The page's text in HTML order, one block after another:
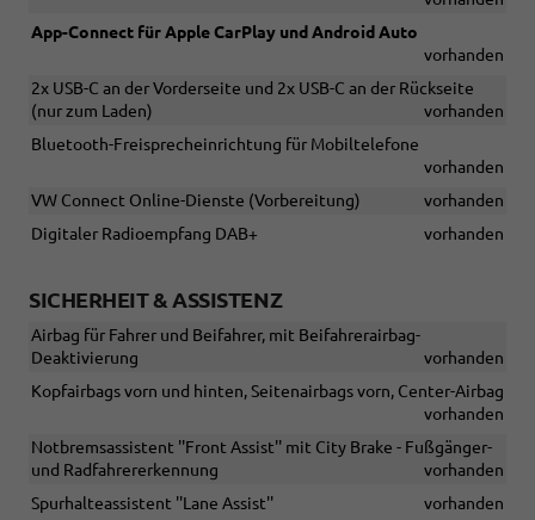
App-Connect für Apple CarPlay und Android Auto
vorhanden
2x USB-C an der Vorderseite und 2x USB-C an der Rückseite
(nur zum Laden)
vorhanden
Bluetooth-Freisprecheinrichtung für Mobiltelefone
vorhanden
VW Connect Online-Dienste (Vorbereitung)
vorhanden
Digitaler Radioempfang DAB+
vorhanden
SICHERHEIT & ASSISTENZ
Airbag für Fahrer und Beifahrer, mit Beifahrerairbag-
Deaktivierung
vorhanden
Kopfairbags vorn und hinten, Seitenairbags vorn, Center-Airbag
vorhanden
Notbremsassistent ''Front Assist'' mit City Brake - Fußgänger-
und Radfahrererkennung
vorhanden
Spurhalteassistent ''Lane Assist''
vorhanden